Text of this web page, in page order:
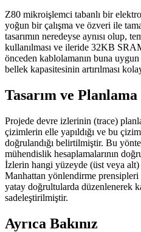
Z80 mikroişlemci tabanlı bir
yoğun bir çalışma ve özveri ile
tasarımın neredeyse aynısı olup,
kullanılması ve ileride 32KB
önceden kablolamanın buna uygun
bellek kapasitesinin artırılması
Tasarım ve
Projede devre izlerinin (trace)
çizimlerin elle yapıldığı ve bu
doğrulandığı belirtilmiştir. Bu
mühendislik hesaplamalarının
İzlerin hangi yüzeyde (üst veya alt)
Manhattan yönlendirme
yatay doğrultularda düzenlenerek
sadeleştirilmiştir.
Ayrıca Bakınız